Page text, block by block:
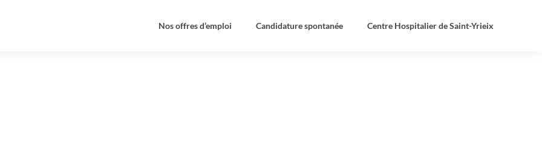
Nos offres d’emploi Candidature spontanée Centre Hospitalier de Saint-Yrieix